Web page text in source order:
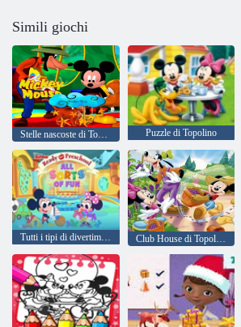
Simili giochi
Stelle nascoste di Topolino Puzzle di Topolino
Tutti i tipi di divertimento Club House di Topolino